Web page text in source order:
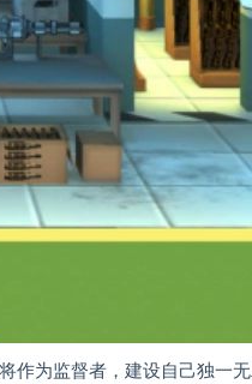
作为监督者，建设自己独一